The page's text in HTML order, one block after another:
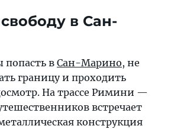
в Сан-
попасть в Сан-Марино, не
границу и проходить
На трассе Римини —
встречает
конструкция